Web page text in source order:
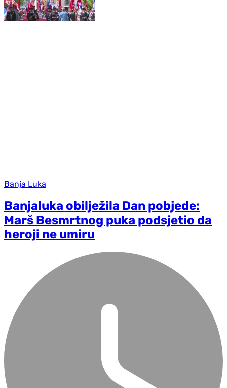
Banja Luka
Banjaluka obilježila Dan pobjede:
Marš Besmrtnog puka podsjetio da
heroji ne umiru